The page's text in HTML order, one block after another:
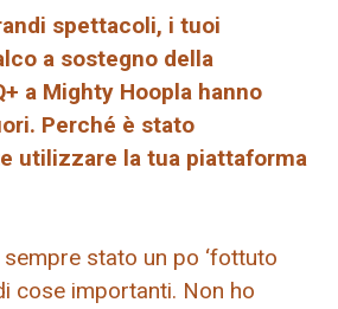
spettacoli, i tuoi
a sostegno della
a Mighty Hoopla hanno
Perché è stato
utilizzare la tua piattaforma
stato un po ‘fottuto
cose importanti. Non ho